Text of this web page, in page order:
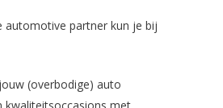
automotive partner kun je bij
(overbodige) auto